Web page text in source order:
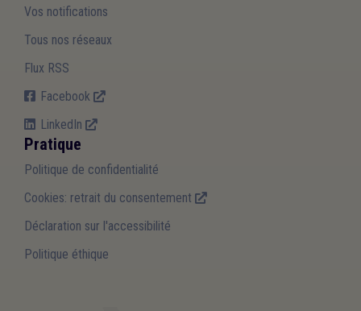
Vos notifications
Tous nos réseaux
Flux RSS
Facebook
LinkedIn
Pratique
Politique de confidentialité
Cookies: retrait du consentement
Déclaration sur l'accessibilité
Politique éthique